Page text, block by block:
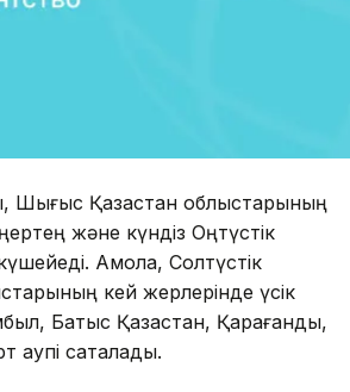
Шығыс Қазақстан облыстарының
және күндіз Оңтүстік
Ақмола, Солтүстік
кей жерлерінде үсік
Батыс Қазақстан, Қарағанды,
сақталады.